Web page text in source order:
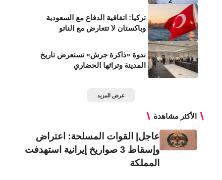
تركيا: اتفاقية الدفاع مع السعودية
وباكستان لا تتعارض مع الناتو
ندوة «ذاكرة جرش» تستعرض تاريخ
المدينة وتراثها الحضاري
عرض المزيد
الأكثر مشاهدة
عاجل| القوات المسلحة: اعتراض
وإسقاط 3 صواريخ إيرانية استهدفت
المملكة